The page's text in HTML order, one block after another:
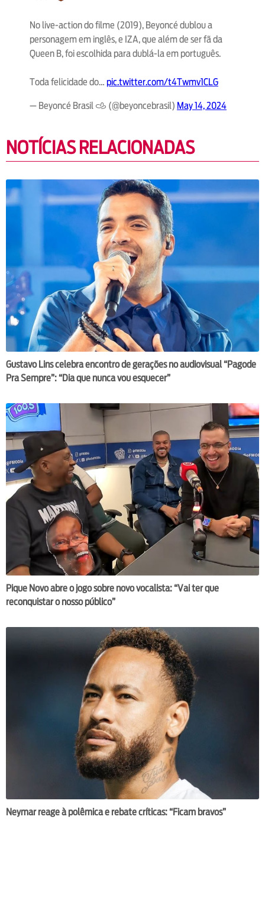
No live-action do filme (2019), Beyoncé dublou a
personagem em inglês, e IZA, que além de ser fã da
Queen B, foi escolhida para dublá-la em português.
Toda felicidade do… pic.twitter.com/t4Twmv1CLG
— Beyoncé Brasil 𐚁 (@beyoncebrasil) May 14, 2024
NOTÍCIAS RELACIONADAS
Gustavo Lins celebra encontro de gerações no audiovisual “Pagode
Pra Sempre”: “Dia que nunca vou esquecer”
Pique Novo abre o jogo sobre novo vocalista: “Vai ter que
reconquistar o nosso público”
Neymar reage à polêmica e rebate críticas: “Ficam bravos”